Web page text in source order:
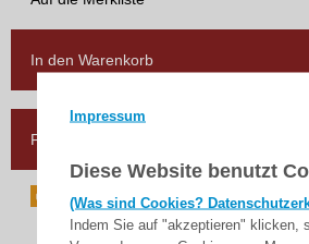
Impressum
Diese Website benutzt
(Was sind Cookies?
Indem Sie auf "akzeptieren" klicken,
In den Warenkorb
Frage zum Artikel